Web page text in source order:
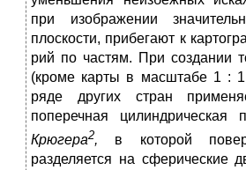
при изображении
плоскости, прибегают к
рий по частям. При создании
(кроме карты в масштабе 1 :
ряде других стран
поперечная цилиндрическая
Крюгера2, в которой
разделяется на сфери­ческие